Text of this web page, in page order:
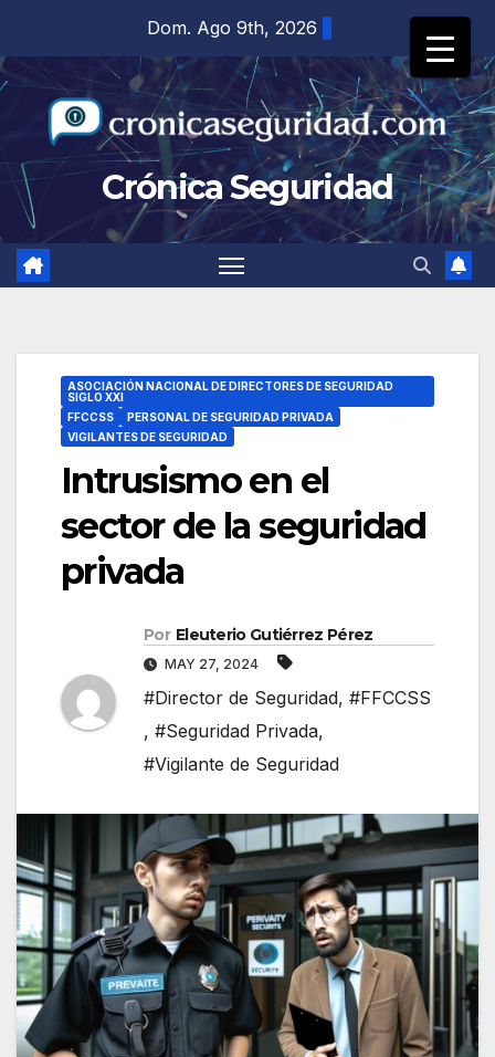
contenido
Dom. Ago 9th, 2026
Crónica Seguridad
ASOCIACIÓN NACIONAL DE DIRECTORES DE SEGURIDAD
SIGLO XXI
FFCCSS
PERSONAL DE SEGURIDAD PRIVADA
VIGILANTES DE SEGURIDAD
Intrusismo en el
sector de la seguridad
privada
Por Eleuterio Gutiérrez Pérez
MAY 27, 2024
#Director de Seguridad, #FFCCSS
, #Seguridad Privada,
#Vigilante de Seguridad